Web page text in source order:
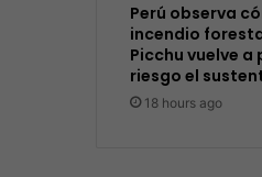
Perú observa
incendio
Picchu vuelve a
riesgo el
18 hours ago